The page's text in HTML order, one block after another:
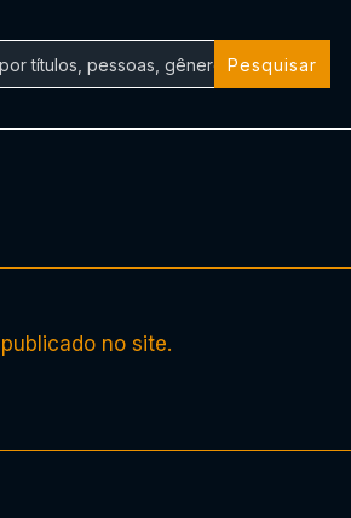
Pesquisar
no site.